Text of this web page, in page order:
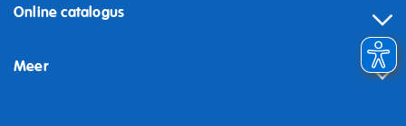
Online catalogus
Meer